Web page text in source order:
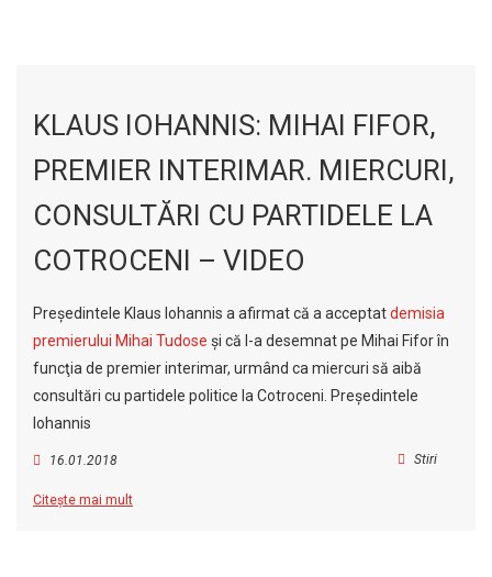
KLAUS IOHANNIS: MIHAI FIFOR,
PREMIER INTERIMAR. MIERCURI,
CONSULTĂRI CU PARTIDELE LA
COTROCENI – VIDEO
Preşedintele Klaus Iohannis a afirmat că a acceptatdemisia
premierului Mihai Tudose şi că l-a desemnat pe Mihai Fifor în
funcţia de premier interimar, urmând ca miercuri să aibă
consultări cu partidele politice la Cotroceni. Preşedintele
Iohannis
16.01.2018 Stiri
Citește mai mult